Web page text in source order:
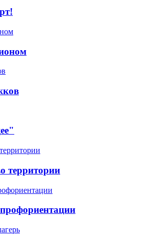
территории